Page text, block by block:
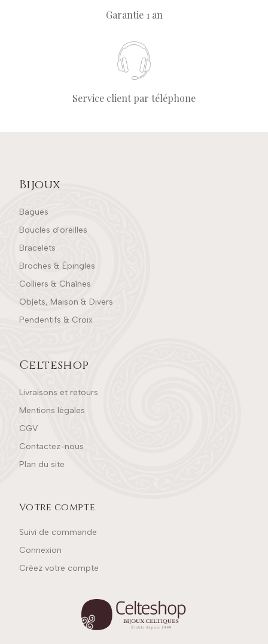
Garantie 1 an
Service client par téléphone
Bijoux
Bagues
Boucles d'oreilles
Bracelets
Broches & Épingles
Colliers & Chaînes
Objets, Maison & Divers
Pendentifs & Croix
Celteshop
Livraisons et retours
Mentions légales
CGV
Contactez-nous
Plan du site
Votre compte
Suivi de commande
Connexion
Créez votre compte